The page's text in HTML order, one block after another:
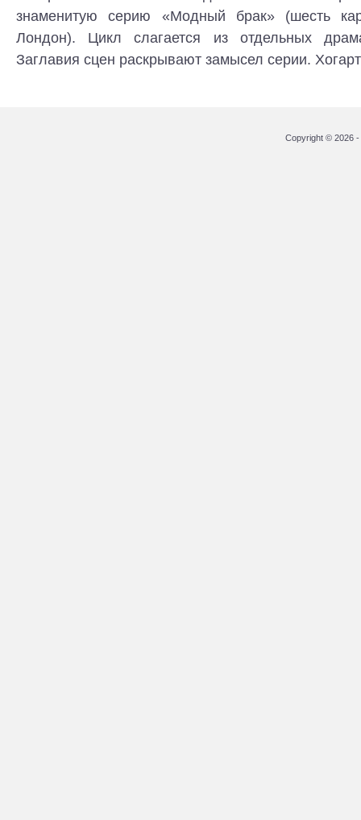
знаменитую серию «Модный брак» (шесть
Лондон). Цикл слагается из отдельных
Заглавия сцен раскрывают замысел серии.
Copyright © 2026 -